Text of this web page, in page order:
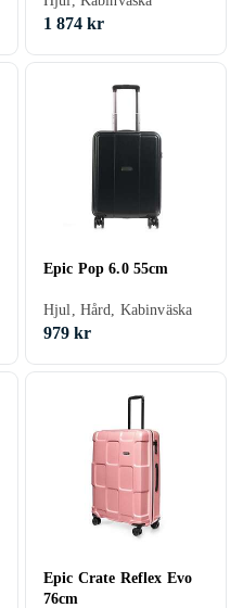
1 874 kr
Epic Pop 6.0 55cm
Hjul, Hård, Kabinväska
979 kr
Epic Crate Reflex Evo
76cm